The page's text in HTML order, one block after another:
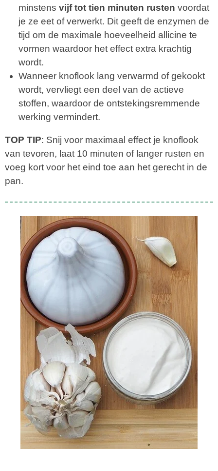
minstens vijf tot tien minuten rusten voordat
je ze eet of verwerkt. Dit geeft de enzymen de
tijd om de maximale hoeveelheid allicine te
vormen waardoor het effect extra krachtig
wordt.
Wanneer knoflook lang verwarmd of gekookt
wordt, vervliegt een deel van de actieve
stoffen, waardoor de ontstekingsremmende
werking vermindert.
TOP TIP: Snij voor maximaal effect je knoflook
van tevoren, laat 10 minuten of langer rusten en
voeg kort voor het eind toe aan het gerecht in de
pan.